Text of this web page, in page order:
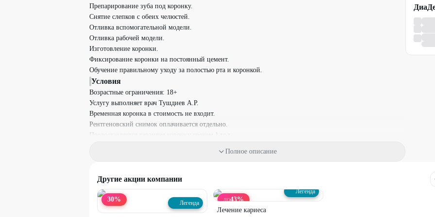
Препарирование зуба под коронку.
Снятие слепков с обеих челюстей.
Отливка вспомогательной модели.
Отливка рабочей модели.
Изготовление коронки.
Фиксирование коронки на постоянный цемент.
Обучение правильному уходу за полостью рта и коронкой.
Условия
Возрастные ограничения: 18+
Услугу выполняет врач Тушдиев А.Р.
Временная коронка в стоимость не входит.
Рентгеновский снимок оплачивается отдельно.
Предоставляется гарантия коронку сроком 1 год.
Предупреждаем о необходимости получения консультации у врача (специалиста) по оказываемым услугам
и противопоказаниям.
Доплаты по желанию
В случае отказа от услуги консультация стоматолога-ортопеда оплачивается - 500 ₽
Полное описание
Другие акции компании
30% Легенда ДО43%
Легенда
Лечение кариеса